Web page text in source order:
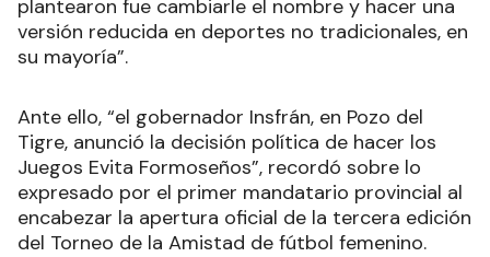
plantearon fue cambiarle el nombre y hacer una
versión reducida en deportes no tradicionales, en
su mayoría”.
Ante ello, “el gobernador Insfrán, en Pozo del
Tigre, anunció la decisión política de hacer los
Juegos Evita Formoseños”, recordó sobre lo
expresado por el primer mandatario provincial al
encabezar la apertura oficial de la tercera edición
del Torneo de la Amistad de fútbol femenino.